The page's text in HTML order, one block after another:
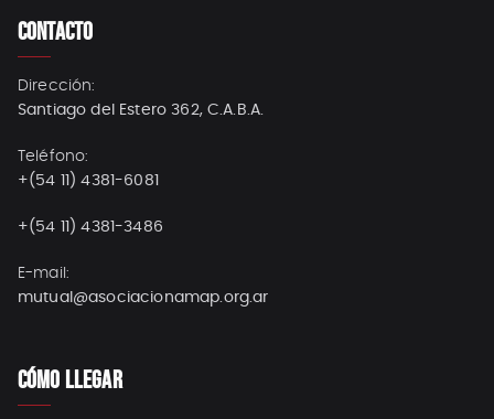
CONTACTO
Dirección:
Santiago del Estero 362, C.A.B.A.
Teléfono:
+(54 11) 4381-6081
+(54 11) 4381-3486
E-mail:
mutual@asociacionamap.org.ar
CÓMO LLEGAR